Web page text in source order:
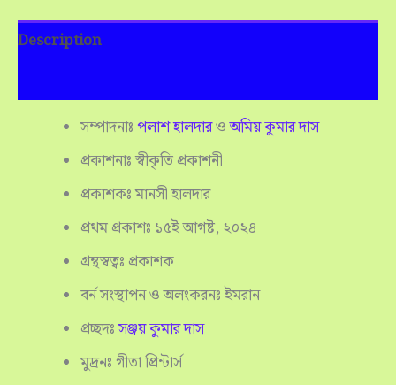
Description
সম্পাদনাঃপলাশ হালদারওঅমিয় কুমার দাস
প্রকাশনাঃ স্বীকৃতি প্রকাশনী
প্রকাশকঃ মানসী হালদার
প্রথম প্রকাশঃ ১৫ই আগষ্ট, ২০২৪
গ্রন্থস্বত্বঃ প্রকাশক
বর্ন সংস্থাপন ও অলংকরনঃ ইমরান
প্রচ্ছদঃসঞ্জয় কুমার দাস
মুদ্রনঃ গীতা প্রিন্টার্স